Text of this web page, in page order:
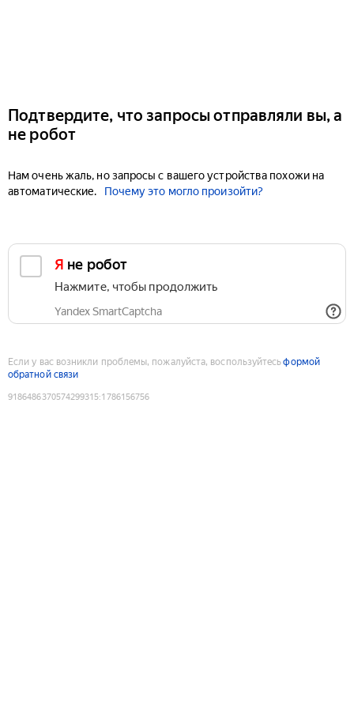
Подтвердите, что запросы отправляли вы, а
не робот
Нам очень жаль, но запросы с вашего устройства похожи на
автоматические.
Почему это могло произойти?
Я не робот
Нажмите, чтобы продолжить
Yandex SmartCaptcha
Если у вас возникли проблемы, пожалуйста, воспользуйтесьформой
обратной связи
9186486370574299315:1786156756